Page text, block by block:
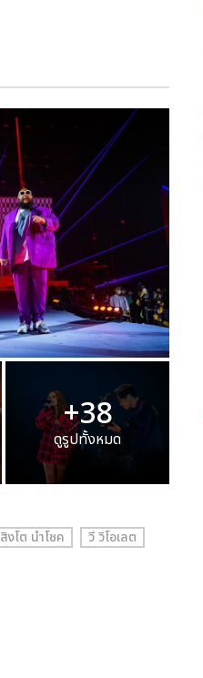
+38
ดูรูปทั้งหมด
สิงโต นำโชค วี วิโอเลต